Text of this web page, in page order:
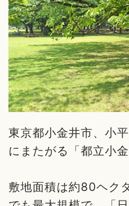
東京都小金井市、小
にまたがる「都立小金
敷地面積は約80ヘク